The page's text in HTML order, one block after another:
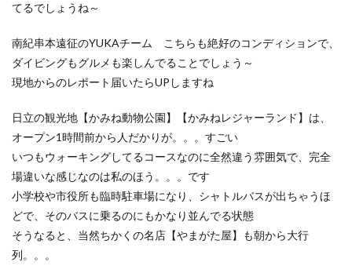
てるでしょうね～
南紀串本遠征のYUKAチーム こちらも絶好のコンディションで、
ダイビングもグルメも楽しんでることでしょう～
現地からのレポート届いたらUPしますね
日立の観光地【かみね動物公園】【かみねレジャーランド】は、
オープン1時間前から人だかりが。。。すごい
いつもウォーキングしてるコースなのに全然違う雰囲気で、完全
場違いな感じなのは私のほう。。。です
小学校や市役所も臨時駐車場になり、シャトルバスが出ちゃうほ
どで、そのバスに乗るのにもかなり並んでる状態
そうなると、当然ちかくの名店【やまがた屋】も朝から大行
列。。。